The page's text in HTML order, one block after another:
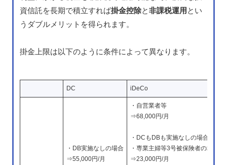
資信託を長期で積立すれば掛金控除と非課税運用 とい
うダブルメリットを得られます。
掛金上限は以下のように条件によって異なります。
DC iDeCo
・DB実施なしの場合
⇒55,000円/月
・自営業者等
⇒68,000円/月
・DCもDBも実施なしの場合
・専業主婦等3号被保険者の場合
⇒23,000円/月